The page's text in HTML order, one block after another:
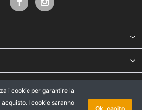
Copyright © 2026 GattoNeroTattoo.
i cookie per garantire la
I cookie saranno
Ok, capito